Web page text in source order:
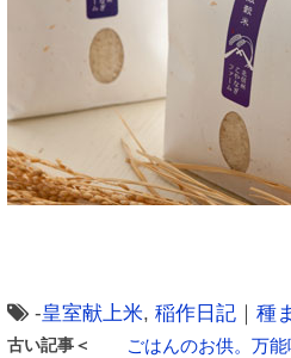
-皇室献上米, 稲作日記 ｜ 種
古い記事＜ ごはんのお供。万能